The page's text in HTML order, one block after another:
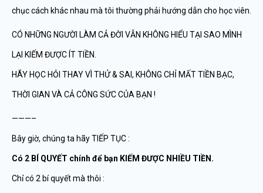
chục cách khác nhau mà tôi thường phải hướng dẫn cho học viên.
CÓ NHỮNG NGƯỜI LÀM CẢ ĐỜI VẪN KHÔNG HIỂU TẠI SAO MÌNH
LẠI KIẾM ĐƯỢC ÍT TIỀN.
HÃY HỌC HỎI THAY VÌ THỬ & SAI, KHÔNG CHỈ MẤT TIỀN BẠC,
THỜI GIAN VÀ CẢ CÔNG SỨC CỦA BẠN !
———–
Bây giờ, chúng ta hãy TIẾP TỤC :
Có 2 BÍ QUYẾT chính để bạn KIẾM ĐƯỢC NHIỀU TIỀN.
Chỉ có 2 bí quyết mà thôi :